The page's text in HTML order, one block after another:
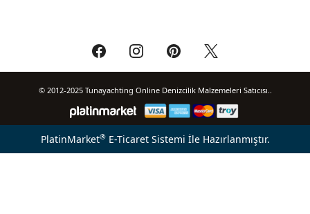
© 2012-2025 Tunayachting Online Denizcilik Malzemeleri Satıcısı..
PlatinMarket®E-Ticaret Sistemi İle Hazırlanmıştır.